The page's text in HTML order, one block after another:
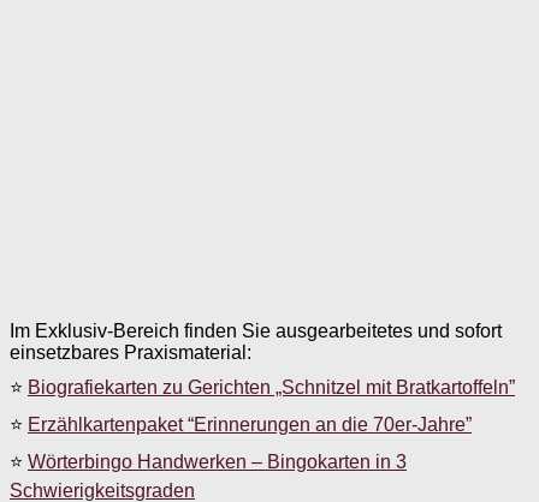
Im Exklusiv-Bereich finden Sie ausgearbeitetes und sofort
einsetzbares Praxismaterial:
⭐ Biografiekarten zu Gerichten „Schnitzel mit Bratkartoffeln”
⭐ Erzählkartenpaket “Erinnerungen an die 70er-Jahre”
⭐ Wörterbingo Handwerken – Bingokarten in 3
Schwierigkeitsgraden